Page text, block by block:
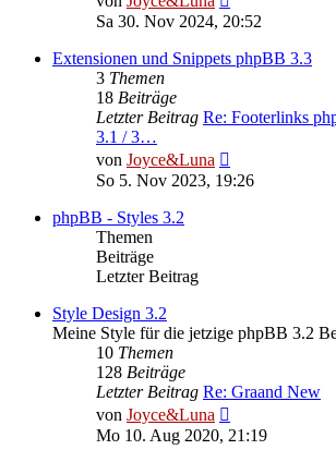
Beitrag
Sa 30. Nov 2024, 20:52
Extensionen und Snippets phpBB 3.3
3 Themen
18 Beiträge
Letzter Beitrag Re: Footerlinks
3.1 / 3…
von Joyce&Luna
Beitrag
So 5. Nov 2023, 19:26
phpBB - Styles 3.2
Themen
Beiträge
Letzter Beitrag
Style Design 3.2
Meine Style für die jetzige phpBB 3.2
10 Themen
128 Beiträge
Letzter Beitrag Re: Graand New
von Joyce&Luna
Beitrag
Mo 10. Aug 2020, 21:19